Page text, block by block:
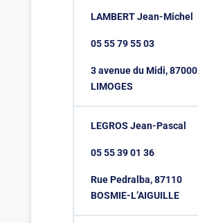
LAMBERT Jean-Michel
05 55 79 55 03
3 avenue du Midi, 87000
LIMOGES
LEGROS Jean-Pascal
05 55 39 01 36
Rue Pedralba, 87110
BOSMIE-L’AIGUILLE